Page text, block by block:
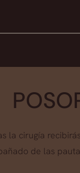
la cirugía
de las